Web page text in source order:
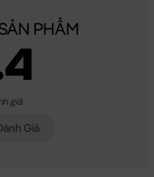
PHẨM
giá
Giá